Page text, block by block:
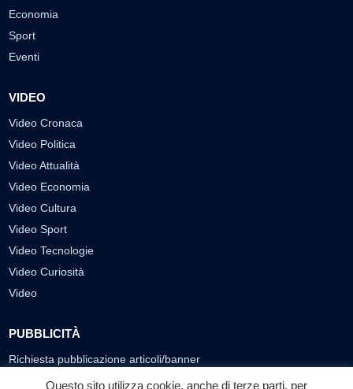
Economia
Sport
Eventi
VIDEO
Video Cronaca
Video Politica
Video Attualità
Video Economia
Video Cultura
Video Sport
Video Tecnologie
Video Curiosità
Video
PUBBLICITÀ
Richiesta pubblicazione articoli/banner
Questo sito utilizza cookie, anche di terze parti, per